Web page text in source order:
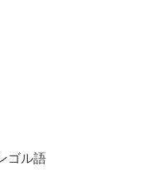
ゴル語